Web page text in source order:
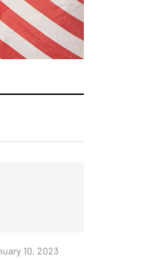
10, 2023